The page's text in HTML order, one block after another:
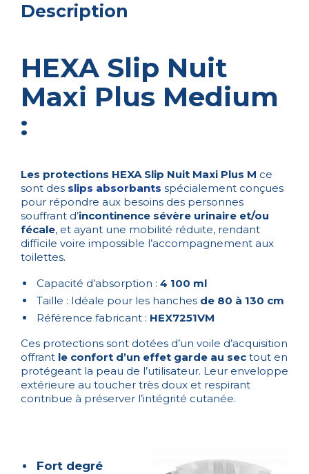
Description
HEXA Slip Nuit
Maxi Plus Medium
:
Les protections HEXA Slip Nuit Maxi Plus M ce
sont des slips absorbants spécialement conçues
pour répondre aux besoins des personnes
souffrant d’incontinence sévère urinaire et/ou
fécale, et ayant une mobilité réduite, rendant
difficile voire impossible l’accompagnement aux
toilettes.
Capacité d’absorption : 4 100 ml
Taille : Idéale pour les hanches de 80 à 130 cm
Référence fabricant : HEX7251VM
Ces protections sont dotées d’un voile d’acquisition
offrant le confort d’un effet garde au sec tout en
protégeant la peau de l’utilisateur. Leur enveloppe
extérieure au toucher très doux et respirant
contribue à préserver l’intégrité cutanée.
Fort degré